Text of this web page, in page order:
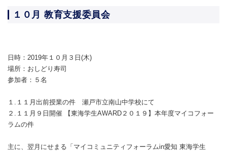
１０月 教育支援委員会
日時：2019年１０月３日(木)
場所：おしどり寿司
参加者：５名
１.１１月出前授業の件 瀬戸市立南山中学校にて
２.１１月９日開催 【東海学生AWARD２０１９】本年度マイコフォー
ラムの件
主に、翌月にせまる「マイコミュニティフォーラムin愛知 東海学生